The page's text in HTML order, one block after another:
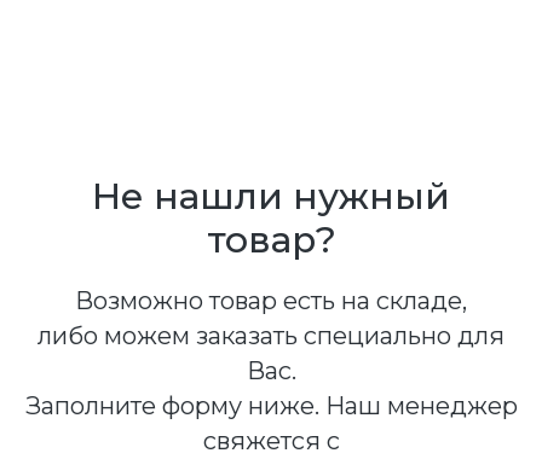
Не нашли нужный
товар?
Возможно товар есть на складе,
либо можем заказать специально для
Вас.
Заполните форму ниже. Наш менеджер
свяжется с